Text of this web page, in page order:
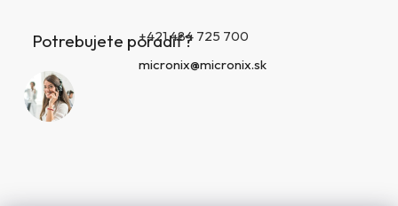
Potrebujete poradiť?+421 484 725 700
micronix@micronix.sk